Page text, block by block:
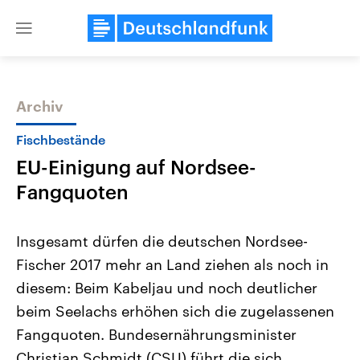
Close
Themen
Landtagswahl Sachsen-Anhalt
2026
Alle Informationen
Sachsen-Anhalt wählt am 6.
September 2026 einen neuen
Landtag. Seit 2021 wird das
Bundesland von einer Koalition aus
USA
Aktuelle Beiträge,
Hintergründe
Wirtschaftlich und
gehören die Vereinigten
den mächtigsten Ländern
mit großem Einfluss auf
Archiv
Fischbestände
EU-Einigung auf Nordsee-
Fangquoten
Insgesamt dürfen die deutschen Nordsee-
Fischer 2017 mehr an Land ziehen als noch in
diesem: Beim Kabeljau und noch deutlicher
beim Seelachs erhöhen sich die zugelassenen
Fangquoten. Bundesernährungsminister